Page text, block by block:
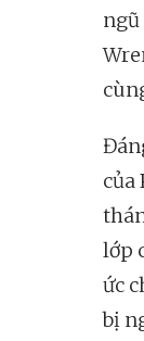
ngũ
của
lớp
ức
bị